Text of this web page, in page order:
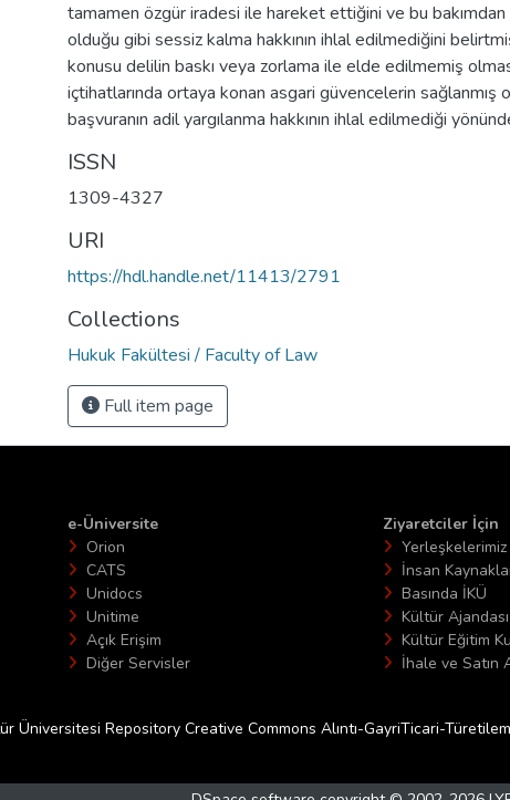
tamamen özgür iradesi ile hareket ettiğini ve bu bakımdan
olduğu gibi sessiz kalma hakkının ihlal edilmediğini
konusu delilin baskı veya zorlama ile elde edilmemiş
içtihatlarında ortaya konan asgari güvencelerin sağlanmış
başvuranın adil yargılanma hakkının ihlal edilmediği
ISSN
1309-4327
URI
https://hdl.handle.net/11413/2791
Collections
Hukuk Fakültesi / Faculty of Law
Full item page
e-Üniversite
Orion
CATS
Unidocs
Unitime
Açık Erişim
Diğer Servisler
Ziyaretciler İçin
Yerleşkelerimiz
İnsan
Basında İKÜ
Kültür Ajandası
Kültür Eğitim
İhale ve Satın
Üniversitesi Repository Creative Commons Alıntı-GayriTicari-